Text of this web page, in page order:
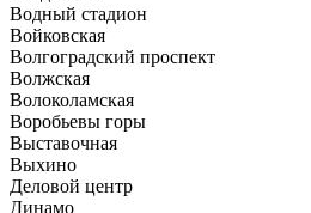
Водный стадион
Войковская
Волгоградский проспект
Волжская
Волоколамская
Воробьевы горы
Выставочная
Выхино
Деловой центр
Динамо